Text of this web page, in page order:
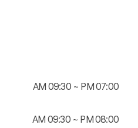
AM 09:30 ~ PM07:00
AM 09:30 ~ PM08:00